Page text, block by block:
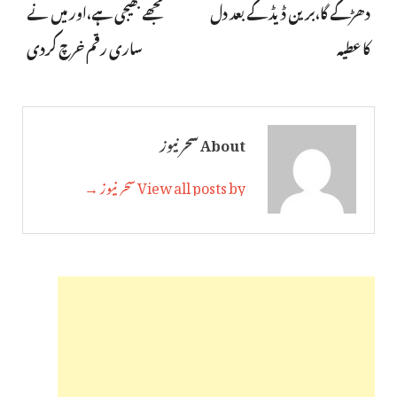
دھڑکے گا،برین ڈیڈ کے بعد دل
کا عطیہ
مجھے بھیجی ہے،اور میں نے
ساری رقم خرچ کردی
About سحر نیوز
View all posts by سحر نیوز →